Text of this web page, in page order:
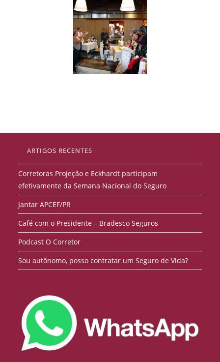
ARTIGOS RECENTES
Corretoras Projeção e Eckhardt participam
efetivamente da Semana Nacional do Seguro
Jantar APCEF/PR
Café com o Presidente – Bradesco Seguros
Podcast O Corretor
Sou autônomo, posso contratar um Seguro de Vida?